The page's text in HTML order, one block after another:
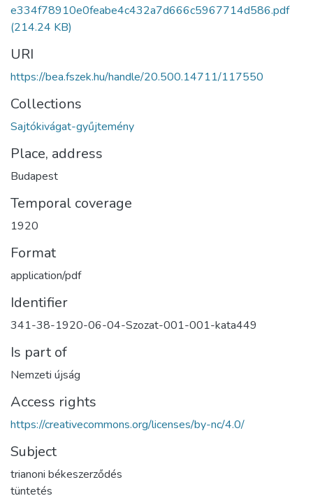
e334f78910e0feabe4c432a7d666c5967714d586.pdf
(214.24 KB)
URI
https://bea.fszek.hu/handle/20.500.14711/117550
Collections
Sajtókivágat-gyűjtemény
Place, address
Budapest
Temporal coverage
1920
Format
application/pdf
Identifier
341-38-1920-06-04-Szozat-001-001-kata449
Is part of
Nemzeti újság
Access rights
https://creativecommons.org/licenses/by-nc/4.0/
Subject
trianoni békeszerződés
tüntetés